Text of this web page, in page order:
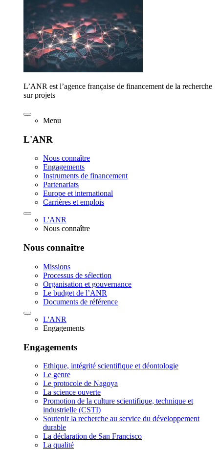
L’ANR est l’agence française de financement de la recherche
sur projets
Menu
L'ANR
Nous connaître
Engagements
Instruments de financement
Partenariats
Europe et international
Carrières et emplois
L'ANR
Nous connaître
Nous connaître
Missions
Processus de sélection
Organisation et gouvernance
Le budget de l’ANR
Documents de référence
L'ANR
Engagements
Engagements
Ethique, intégrité scientifique et déontologie
Le genre
Le protocole de Nagoya
La science ouverte
Promotion de la culture scientifique, technique et
industrielle (CSTI)
Soutenir la recherche au service du développement
durable
La déclaration de San Francisco
La qualité